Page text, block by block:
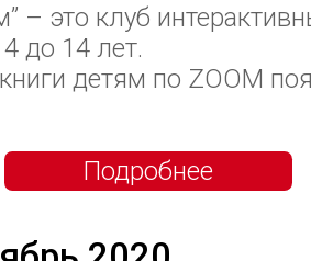
– это клуб
до 14 лет.
детям по ZOOM
Подробнее